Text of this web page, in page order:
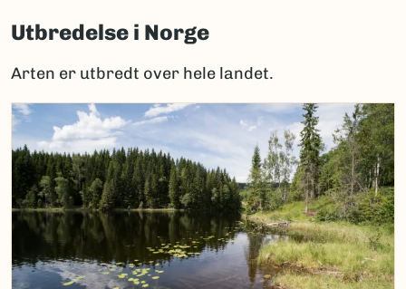
Utbredelse i Norge
Arten er utbredt over hele landet.